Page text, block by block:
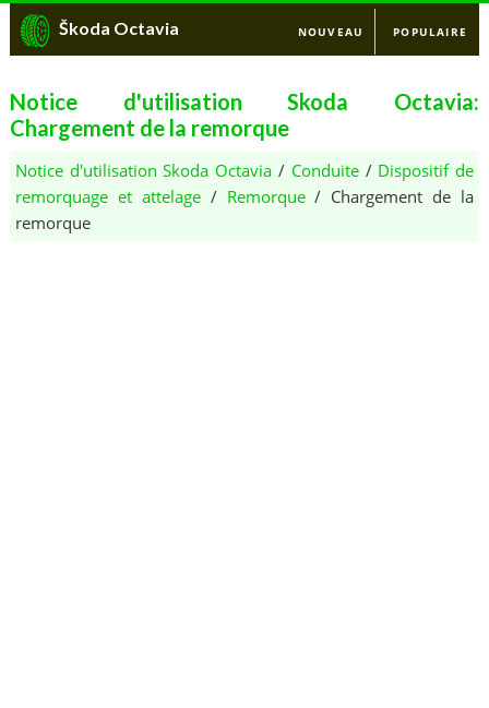
Škoda Octavia NOUVEAU POPULAIRE
Notice d'utilisation Skoda Octavia:
Chargement de la remorque
Notice d'utilisation Skoda Octavia / Conduite/ Dispositif de
remorquage et attelage/ Remorque/ Chargement de la
remorque